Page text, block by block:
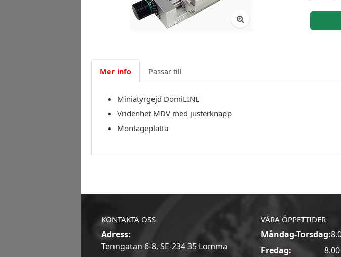
Mer info Passar till
Miniatyrgejd DomiLINE
Vridenhet MDV med justerknapp
Montageplatta
KONTAKTA OSS
Adress:
Tenngatan 6-8, SE-234 35 Lomma
VÅRA ÖPPETTIDER
Måndag-Torsdag:
Fredag: